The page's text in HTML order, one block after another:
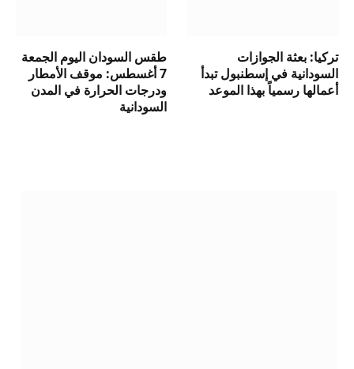
تركيا: بعثة الجوازات
السودانية في إسطنبول تبدأ
أعمالها رسمياً بهذا الموعد
طقس السودان اليوم الجمعة
7 أغسطس: موقف الأمطار
ودرجات الحرارة في المدن
السودانية